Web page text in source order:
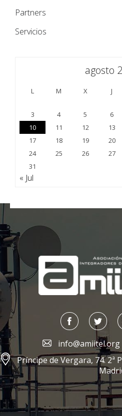
Partners
Servicios
agosto
L M X J
3
4 5 6
10
11 12 13
17
18 19 20
24
25 26 27
31
« Jul
;
info@amiitel.org
Príncipe de Vergara, 74. 2ª